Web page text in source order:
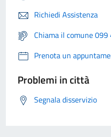
Richiedi Assistenza
Chiama il comune
Prenota un
Problemi in città
Segnala disservizio